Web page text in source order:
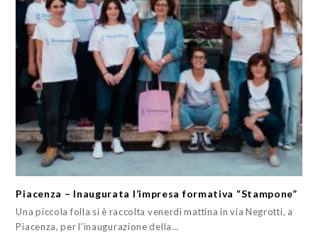
Piacenza – Inaugurata l’impresa formativa “Stampone”
Una piccola folla si è raccolta venerdì mattina in via Negrotti, a
Piacenza, per l'inaugurazione della…